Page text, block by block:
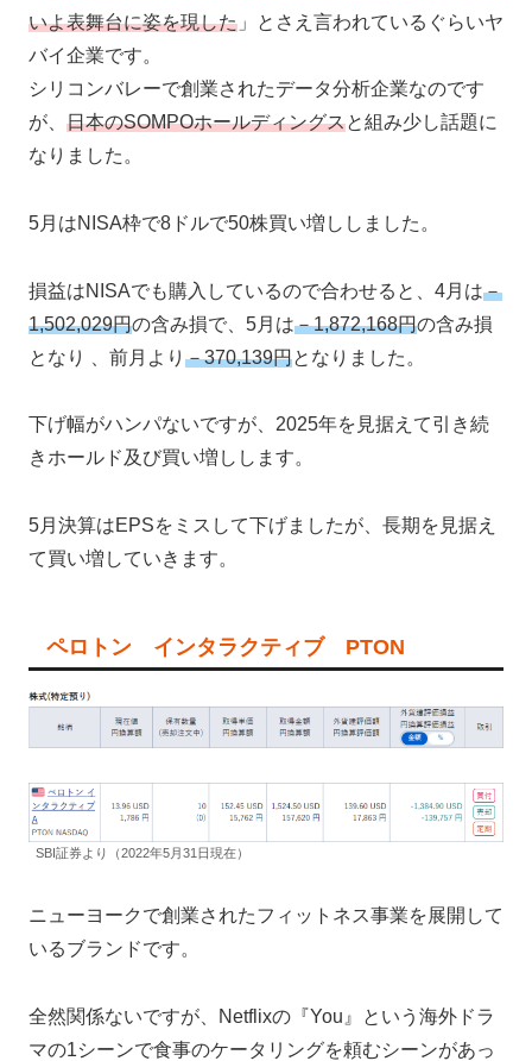
いよ表舞台に姿を現した 」とさえ言われているぐらいヤ
バイ企業です。
シリコンバレーで創業されたデータ分析企業なのです
が、 日本のSOMPOホールディングスと組み少し話題に
なりました。
5月はNISA枠で8ドルで50株買い増ししました。
損益はNISAでも購入しているので合わせると、4月は－
1,502,029円の含み損で、5月は－1,872,168円の含み損
となり 、前月より －370,139円となりました。
下げ幅がハンパないですが、2025年を見据えて引き続
きホールド及び買い増しします。
5月決算はEPSをミスして下げましたが、長期を見据え
て買い増していきます。
ペロトン インタラクティブ PTON
SBI証券より（2022年5月31日現在）
ニューヨークで創業されたフィットネス事業を展開して
いるブランドです。
全然関係ないですが、Netflixの『You』という海外ドラ
マの1シーンで食事のケータリングを頼むシーンがあっ